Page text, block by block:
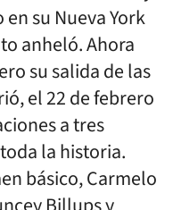
su Nueva York
anheló. Ahora
su salida de las
el 22 de febrero
a tres
la historia.
básico, Carmelo